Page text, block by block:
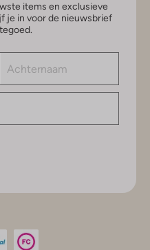
items en exclusieve
je in voor de nieuwsbrief